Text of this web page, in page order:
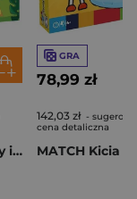
Gra FRIKU Figury i Kolory
GRA
78,99 zł
142,03 zł -
cena detaliczna
MATCH Kicia